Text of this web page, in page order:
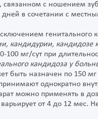
связанном с ношением
в сочетании с
генитального
кандидурии, кандидозе
100 мг/сут при
кандидоза у
быть назначен по 150
однократно
можно применять в
от 4 до 12 мес.